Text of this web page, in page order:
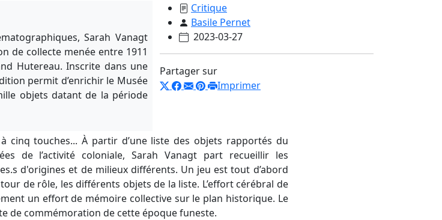
Sarah Vanagt
de collecte menée entre 1911
Hutereau. Inscrite dans une
permit d’enrichir le Musée
objets datant de la période
Critique
Basile Pernet
2023-03-27
Partager sur
Imprimer
cinq touches... À partir d’une liste des objets rapportés du
de l’activité coloniale, Sarah Vanagt part recueillir les
d'origines et de milieux différents. Un jeu est tout d’abord
de rôle, les différents objets de la liste. L’effort cérébral de
un effort de mémoire collective sur le plan historique. Le
de commémoration de cette époque funeste.